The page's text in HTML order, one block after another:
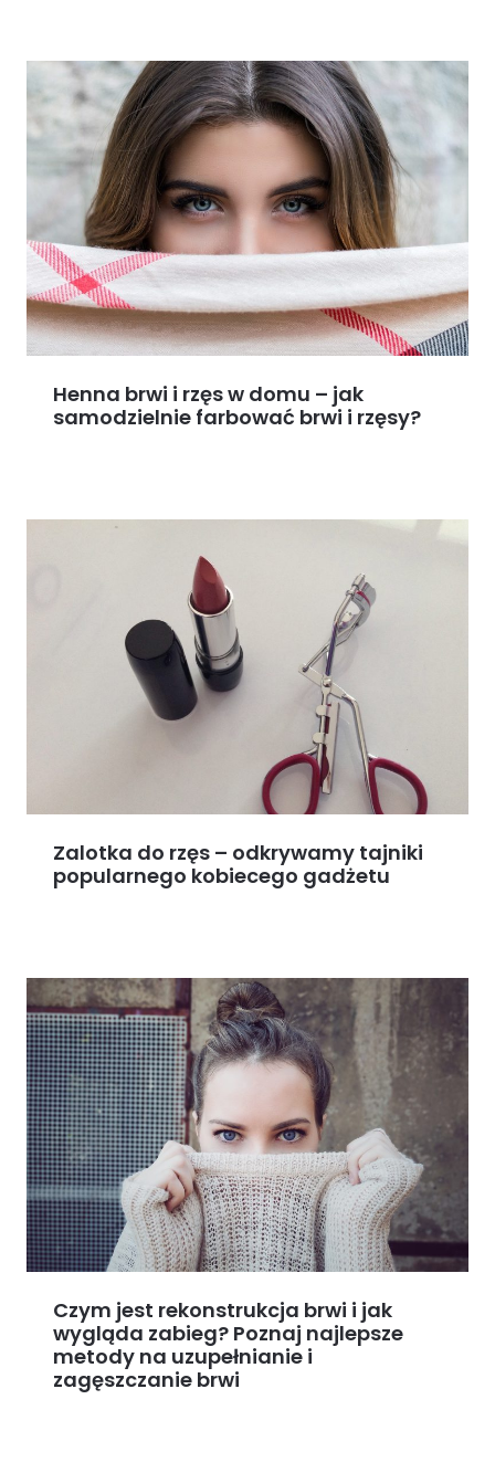
Henna brwi i rzęs w domu – jak
samodzielnie farbować brwi i rzęsy?
Zalotka do rzęs – odkrywamy tajniki
popularnego kobiecego gadżetu
Czym jest rekonstrukcja brwi i jak
wygląda zabieg? Poznaj najlepsze
metody na uzupełnianie i
zagęszczanie brwi